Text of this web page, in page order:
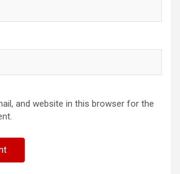
and website in this browser for the